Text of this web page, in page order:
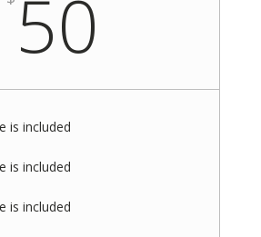
50
is included
is included
is included